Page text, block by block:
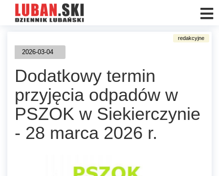
2026-03-04
Dodatkowy termin
przyjęcia odpadów w
PSZOK w Siekierczynie
- 28 marca 2026 r.